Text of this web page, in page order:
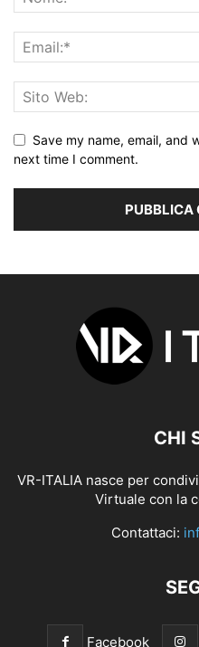
Save my name, email, and
next time I comment.
CHI
VR-ITALIA nasce per
Virtuale con la
Contattaci:
Facebook